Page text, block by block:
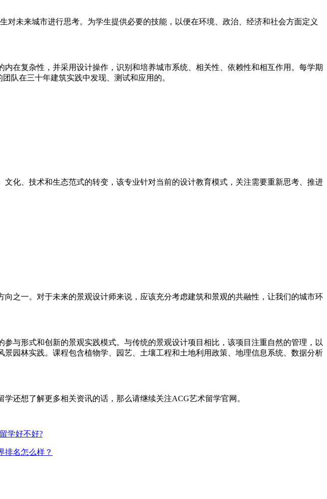
未来城市进行思考。为学生提供必要的技能，以便在环境、政治、经济和社会方面定义
复杂性，并采用设计操作，识别和培养城市系统、相关性、依赖性和相互作用。每学期
队在三十年建筑实践中发现、测试和应用的。
、技术和生态范式的转变，该专业针对当前的设计教育模式，关注需要重新思考、推进
一。对于未来的景观设计师来说，应该充分考虑建筑和景观的共融性，让我们的城市环
形式和创新的景观实践模式。与传统的景观设计项目相比，该项目注重自然的管理，以
园林实践。课程包含植物学、园艺、土壤工程和土地利用政策、地理信息系统、数据分析
想了解更多相关资讯的话，那么请继续关注ACG艺术留学官网。
学好不好?
排名怎么样？